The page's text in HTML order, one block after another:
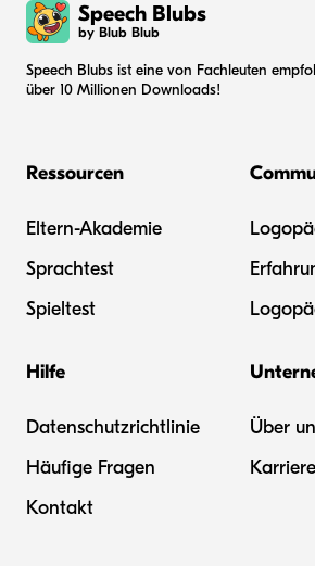
Speech Blubs
by Blub Blub
Speech Blubs ist eine von Fachleuten
über 10 Millionen Downloads!
Ressourcen
Eltern-Akademie
Sprachtest
Spieltest
Hilfe
Datenschutzrichtlinie
Häufige Fragen
Kontakt
Über
Karriere